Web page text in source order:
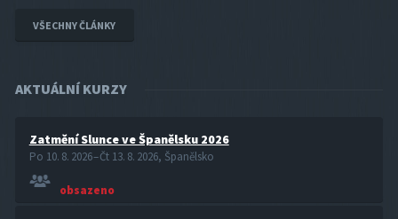
VŠECHNY ČLÁNKY
AKTUÁLNÍ KURZY
Zatmění Slunce ve Španělsku 2026
Po 10. 8. 2026 – Čt 13. 8. 2026, Španělsko
obsazeno